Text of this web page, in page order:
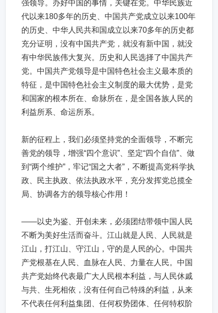
强领导。办好中国的事情，关键在党。中华民族近
代以来180多年的历史、中国共产党成立以来100年
的历史、中华人民共和国成立以来70多年的历史都
充分证明，没有中国共产党，就没有新中国，就没
有中华民族伟大复兴。历史和人民选择了中国共产
党。中国共产党领导是中国特色社会主义最本质的
特征，是中国特色社会主义制度的最大优势，是党
和国家的根本所在、命脉所在，是全国各族人民的
利益所系、命运所系。
新的征程上，我们必须坚持党的全面领导，不断完
善党的领导，增强“四个意识”、坚定“四个自信”、做
到“两个维护”，牢记“国之大者”，不断提高党科学执
政、民主执政、依法执政水平，充分发挥党总揽全
局、协调各方的领导核心作用！
——以史为鉴、开创未来，必须团结带领中国人民
不断为美好生活而奋斗。江山就是人民、人民就是
江山，打江山、守江山，守的是人民的心。中国共
产党根基在人民、血脉在人民、力量在人民。中国
共产党始终代表最广大人民根本利益，与人民休戚
与共、生死相依，没有任何自己特殊的利益，从来
不代表任何利益集团、任何权势团体、任何特权阶